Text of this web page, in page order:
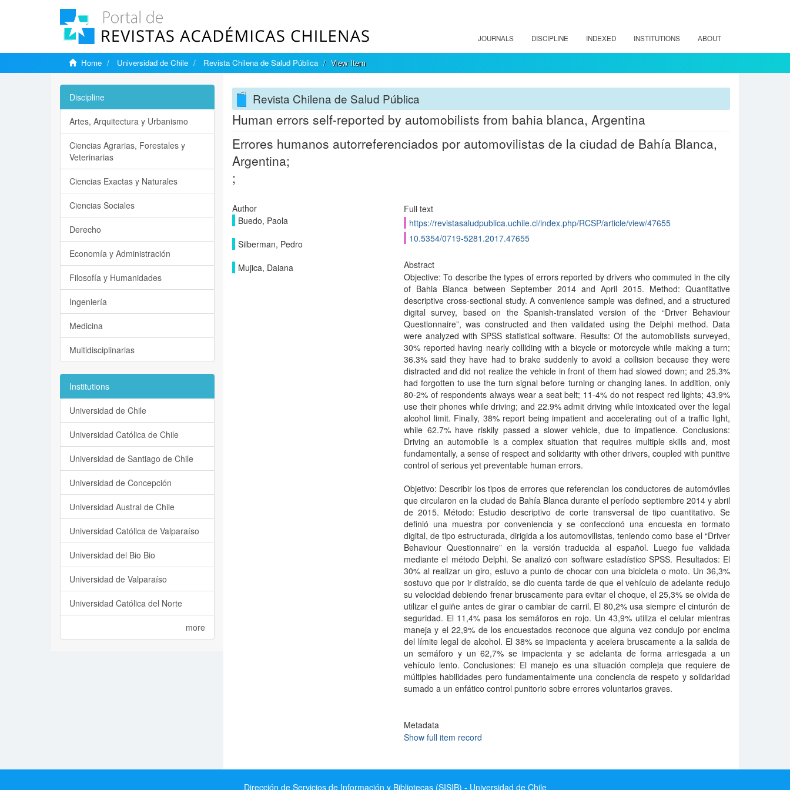
JOURNALS DISCIPLINE INDEXED INSTITUTIONS ABOUT
Home Universidad de Chile Revista Chilena de Salud Pública View Item
Revista Chilena de Salud Pública
Human errors self-reported by automobilists from bahia blanca, Argentina
Errores humanos autorreferenciados por automovilistas de la ciudad de Bahía Blanca,
Argentina;
;
Author
Buedo, Paola
Silberman, Pedro
Mujica, Daiana
Full text
https://revistasaludpublica.uchile.cl/index.php/RCSP/article/view/47655
10.5354/0719-5281.2017.47655
Abstract
Objective: To describe the types of errors reported by drivers who commuted in the city
of Bahia Blanca between September 2014 and April 2015. Method: Quantitative
descriptive cross-sectional study. A convenience sample was defined, and a structured
digital survey, based on the Spanish-translated version of the “Driver Behaviour
Questionnaire”, was constructed and then validated using the Delphi method. Data
were analyzed with SPSS statistical software. Results: Of the automobilists surveyed,
30% reported having nearly colliding with a bicycle or motorcycle while making a turn;
36.3% said they have had to brake suddenly to avoid a collision because they were
distracted and did not realize the vehicle in front of them had slowed down; and 25.3%
had forgotten to use the turn signal before turning or changing lanes. In addition, only
80-2% of respondents always wear a seat belt; 11-4% do not respect red lights; 43.9%
use their phones while driving; and 22.9% admit driving while intoxicated over the legal
alcohol limit. Finally, 38% report being impatient and accelerating out of a traffic light,
while 62.7% have riskily passed a slower vehicle, due to impatience. Conclusions:
Driving an automobile is a complex situation that requires multiple skills and, most
fundamentally, a sense of respect and solidarity with other drivers, coupled with punitive
control of serious yet preventable human errors.
Objetivo: Describir los tipos de errores que referencian los conductores de automóviles
que circularon en la ciudad de Bahía Blanca durante el período septiembre 2014 y abril
de 2015. Método: Estudio descriptivo de corte transversal de tipo cuantitativo. Se
definió una muestra por conveniencia y se confeccionó una encuesta en formato
digital, de tipo estructurada, dirigida a los automovilistas, teniendo como base el “Driver
Behaviour Questionnaire” en la versión traducida al español. Luego fue validada
mediante el método Delphi. Se analizó con software estadístico SPSS. Resultados: El
30% al realizar un giro, estuvo a punto de chocar con una bicicleta o moto. Un 36,3%
sostuvo que por ir distraído, se dio cuenta tarde de que el vehículo de adelante redujo
su velocidad debiendo frenar bruscamente para evitar el choque, el 25,3% se olvida de
utilizar el guiñe antes de girar o cambiar de carril. El 80,2% usa siempre el cinturón de
seguridad. El 11,4% pasa los semáforos en rojo. Un 43,9% utiliza el celular mientras
maneja y el 22,9% de los encuestados reconoce que alguna vez condujo por encima
del límite legal de alcohol. El 38% se impacienta y acelera bruscamente a la salida de
un semáforo y un 62,7% se impacienta y se adelanta de forma arriesgada a un
vehículo lento. Conclusiones: El manejo es una situación compleja que requiere de
múltiples habilidades pero fundamentalmente una conciencia de respeto y solidaridad
sumado a un enfático control punitorio sobre errores voluntarios graves.
Metadata
Show full item record
Discipline
Artes, Arquitectura y Urbanismo
Ciencias Agrarias, Forestales y
Veterinarias
Ciencias Exactas y Naturales
Ciencias Sociales
Derecho
Economía y Administración
Filosofía y Humanidades
Ingeniería
Medicina
Multidisciplinarias
Institutions
Universidad de Chile
Universidad Católica de Chile
Universidad de Santiago de Chile
Universidad de Concepción
Universidad Austral de Chile
Universidad Católica de Valparaíso
Universidad del Bio Bio
Universidad de Valparaíso
Universidad Católica del Norte
more
Dirección de Servicios de Información y Bibliotecas (SISIB) - Universidad de Chile